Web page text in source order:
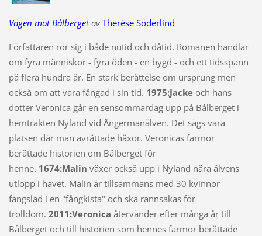
Vägen mot Bålberget avTherése Söderlind
Författaren rör sig i både nutid och dåtid. Romanen handlar
om fyra människor - fyra öden - en bygd - och ett tidsspann
på flera hundra år. En stark berättelse om ursprung men
också om att vara fångad i sin tid. 1975:Jacke och hans
dotter Veronica går en sensommardag upp på Bålberget i
hemtrakten Nyland vid Ångermanälven. Det sägs vara
platsen där man avrättade häxor. Veronicas farmor
berättade historien om Bålberget för
henne. 1674:Malin växer också upp i Nyland nära älvens
utlopp i havet. Malin är tillsammans med 30 kvinnor
fängslad i en "fångkista" och ska rannsakas för
trolldom. 2011:Veronica återvänder efter många år till
Bålberget och till historien som hennes farmor berättade